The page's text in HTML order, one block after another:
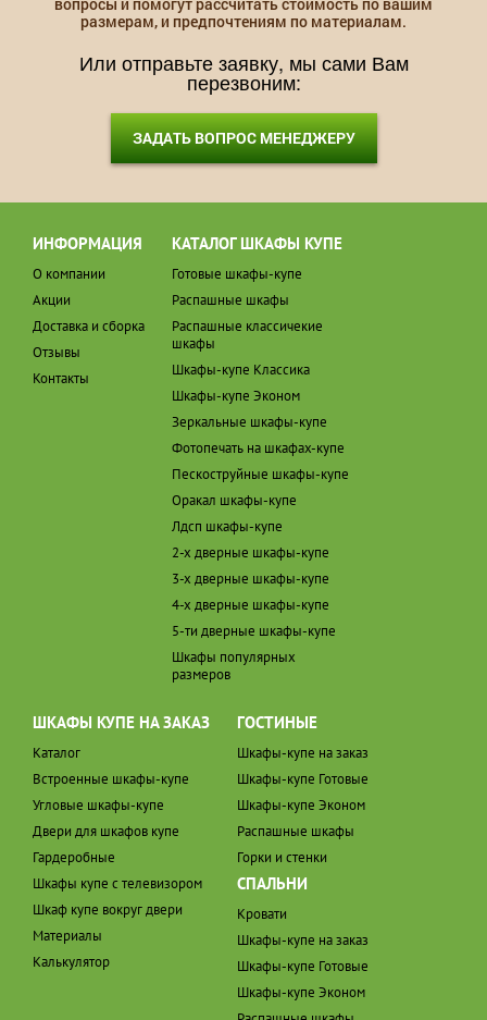
размерам, и предпочтениям по материалам.
Или отправьте заявку, мы сами Вам
перезвоним:
ЗАДАТЬ ВОПРОС МЕНЕДЖЕРУ
ИНФОРМАЦИЯ
О компании
Акции
Доставка и сборка
Отзывы
Контакты
КАТАЛОГ ШКАФЫ КУПЕ
Готовые шкафы-купе
Распашные шкафы
Распашные классичекие
шкафы
Шкафы-купе Классика
Шкафы-купе Эконом
Зеркальные шкафы-купе
Фотопечать на шкафах-купе
Пескоструйные шкафы-купе
Оракал шкафы-купе
Лдсп шкафы-купе
2-х дверные шкафы-купе
3-х дверные шкафы-купе
4-х дверные шкафы-купе
5-ти дверные шкафы-купе
Шкафы популярных
размеров
ШКАФЫ КУПЕ НА ЗАКАЗ
Каталог
Встроенные шкафы-купе
Угловые шкафы-купе
Двери для шкафов купе
Гардеробные
Шкафы купе с телевизором
Шкаф купе вокруг двери
Материалы
Калькулятор
ГОСТИНЫЕ
Шкафы-купе на заказ
Шкафы-купе Готовые
Шкафы-купе Эконом
Распашные шкафы
Горки и стенки
СПАЛЬНИ
Кровати
Шкафы-купе на заказ
Шкафы-купе Готовые
Шкафы-купе Эконом